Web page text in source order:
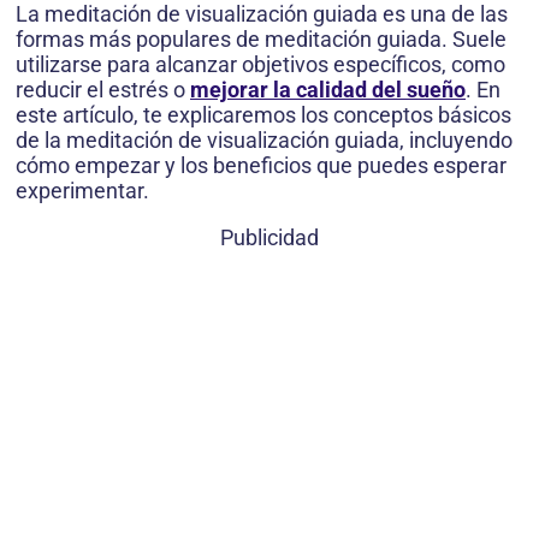
La meditación de visualización guiada es una de las
formas más populares de meditación guiada. Suele
utilizarse para alcanzar objetivos específicos, como
reducir el estrés o mejorar la calidad del sueño. En
este artículo, te explicaremos los conceptos básicos
de la meditación de visualización guiada, incluyendo
cómo empezar y los beneficios que puedes esperar
experimentar.
Publicidad